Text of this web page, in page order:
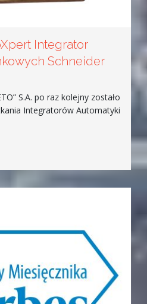
Integrator
Schneider
S.A. po raz kolejny zostało
Integratorów Automatyki